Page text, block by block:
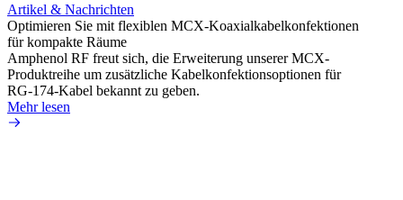
Artikel & Nachrichten
Optimieren Sie mit flexiblen MCX-Koaxialkabelkonfektionen
für kompakte Räume
Amphenol RF freut sich, die Erweiterung unserer MCX-
Produktreihe um zusätzliche Kabelkonfektionsoptionen für
RG-174-Kabel bekannt zu geben.
Mehr lesen